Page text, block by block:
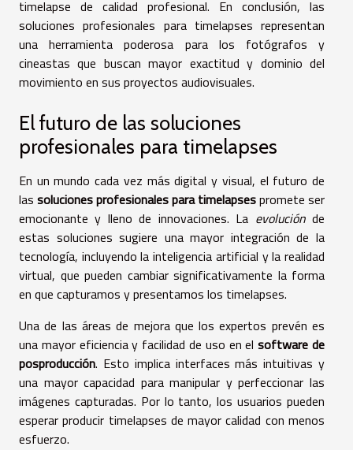
timelapse de calidad profesional. En conclusión, las
soluciones profesionales para timelapses representan
una herramienta poderosa para los fotógrafos y
cineastas que buscan mayor exactitud y dominio del
movimiento en sus proyectos audiovisuales.
El futuro de las soluciones
profesionales para timelapses
En un mundo cada vez más digital y visual, el futuro de
las soluciones profesionales para timelapsespromete ser
emocionante y lleno de innovaciones. La evoluciónde
estas soluciones sugiere una mayor integración de la
tecnología, incluyendo la inteligencia artificial y la realidad
virtual, que pueden cambiar significativamente la forma
en que capturamos y presentamos los timelapses.
Una de las áreas de mejora que los expertos prevén es
una mayor eficiencia y facilidad de uso en elsoftware de
posproducción. Esto implica interfaces más intuitivas y
una mayor capacidad para manipular y perfeccionar las
imágenes capturadas. Por lo tanto, los usuarios pueden
esperar producir timelapses de mayor calidad con menos
esfuerzo.